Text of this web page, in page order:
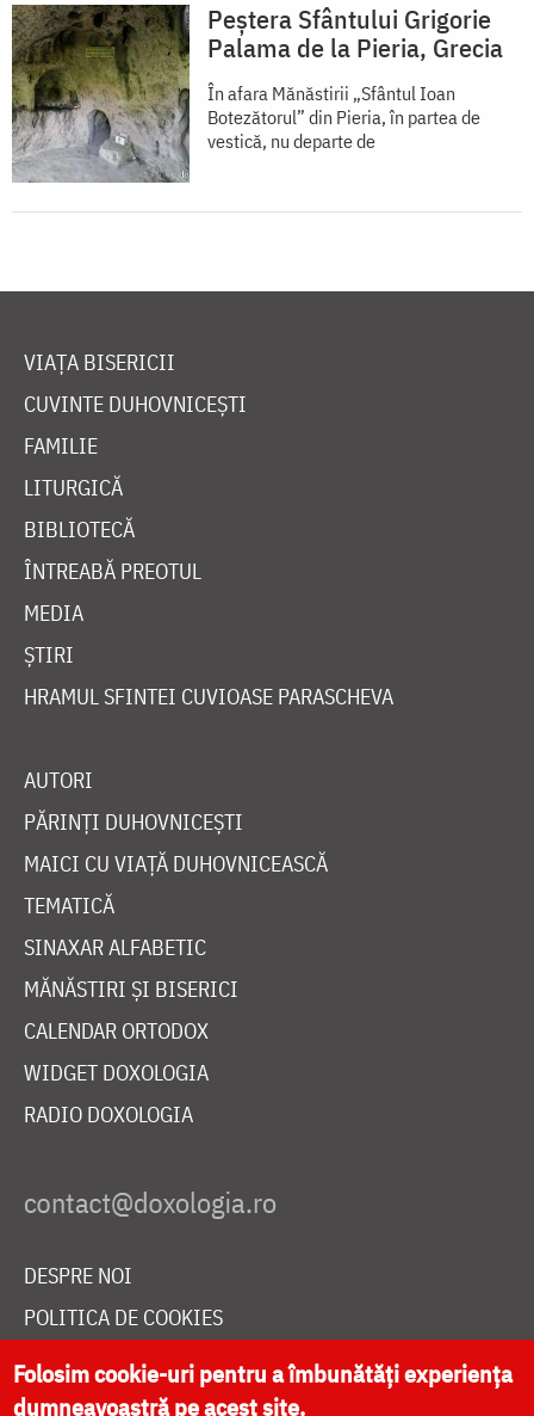
Peștera Sfântului Grigorie
Palama de la Pieria, Grecia
În afara Mănăstirii „Sfântul Ioan
Botezătorul” din Pieria, în partea de
vestică, nu departe de
VIAȚA BISERICII
CUVINTE DUHOVNICEȘTI
FAMILIE
LITURGICĂ
BIBLIOTECĂ
ÎNTREABĂ PREOTUL
MEDIA
ȘTIRI
HRAMUL SFINTEI CUVIOASE PARASCHEVA
AUTORI
PĂRINȚI DUHOVNICEȘTI
MAICI CU VIAȚĂ DUHOVNICEASCĂ
TEMATICĂ
SINAXAR ALFABETIC
MĂNĂSTIRI ȘI BISERICI
CALENDAR ORTODOX
WIDGET DOXOLOGIA
RADIO DOXOLOGIA
DESPRE NOI
POLITICA DE COOKIES
DONEAZĂ ONLINE PENTRU CATEDRALA NAȚIONALĂ
Folosim cookie-uri pentru a îmbunătăți experiența
dumneavoastră pe acest site.